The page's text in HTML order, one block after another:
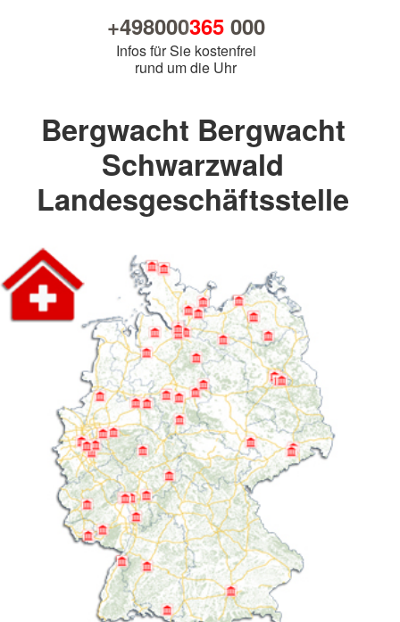
+498000365000
Infos für Sie kostenfrei
rund um die Uhr
Bergwacht Bergwacht
Schwarzwald
Landesgeschäftsstelle